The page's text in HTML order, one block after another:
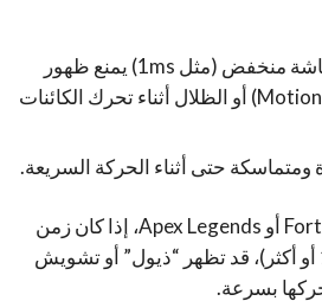
زمن استجابة الشاشة منخفض (مثل 1ms) يمنع ظهور
آثار الحركة (Motion Blur) أو الظلال أثناء تحرك الكائنات
حتى أثناء الحركة السريعة.
عند لعب ألعاب مثل Fortnite أو Apex Legends، إذا كان زمن
الاستجابة مرتفعًا (10ms أو أكثر)، قد تظهر “ذيول” أو تشويش
بسرعة.